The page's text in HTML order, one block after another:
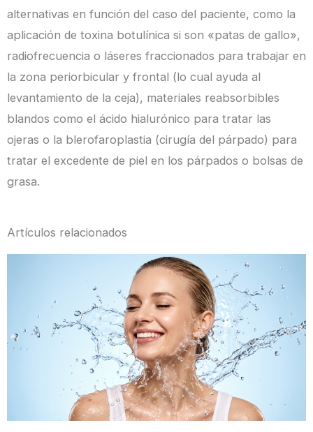
alternativas en función del caso del paciente, como la
aplicación de toxina botulínica si son «patas de gallo»,
radiofrecuencia o láseres fraccionados para trabajar en
la zona periorbicular y frontal (lo cual ayuda al
levantamiento de la ceja), materiales reabsorbibles
blandos como el ácido hialurónico para tratar las
ojeras o la blerofaroplastia (cirugía del párpado) para
tratar el excedente de piel en los párpados o bolsas de
grasa.
Artículos relacionados